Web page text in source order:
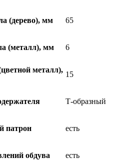
(дерево), мм 65
(металл), мм 6
металл),
15
Т-образный
патрон есть
обдува есть